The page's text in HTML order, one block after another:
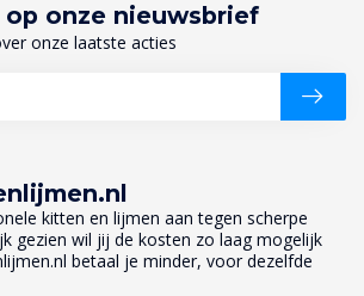
kitten en lijmen aan tegen scherpe
gezien wil jij de kosten zo laag mogelijk
betaal je minder, voor dezelfde
onze nieuwsbrief
onze laatste acties